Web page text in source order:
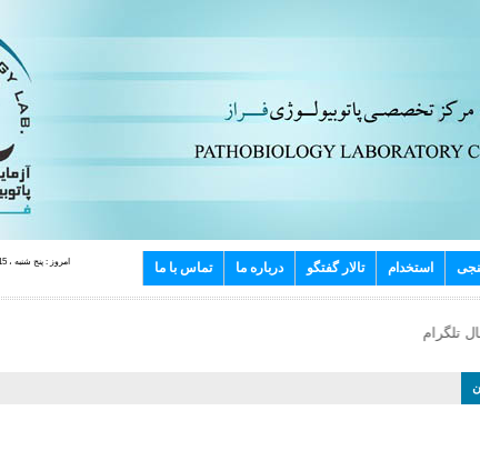
استخدام تالار گفتگو درباره ما تماس با ما امروز : پنج شنبه ، 15 مرداد 1405
تلگرام ما روی علامت تلگرام کلیک کنید .